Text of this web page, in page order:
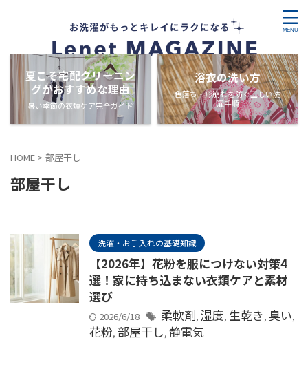
夏こそ宅配クリーニン
グがおすすめな理由
暑い季節の衣類ケア完全ガイド
浴衣の洗い方
色落ち・形崩れを防ぐ正しい洗
濯手順
HOME > 部屋干し
部屋干し
洗濯・お手入れの基礎知識
【2026年】花粉を服につけない対策4
選！家に持ち込まない衣類ケアと素材
選び
2026/6/18 柔軟剤, 湿度, 生乾き, 臭い,
花粉, 部屋干し, 静電気